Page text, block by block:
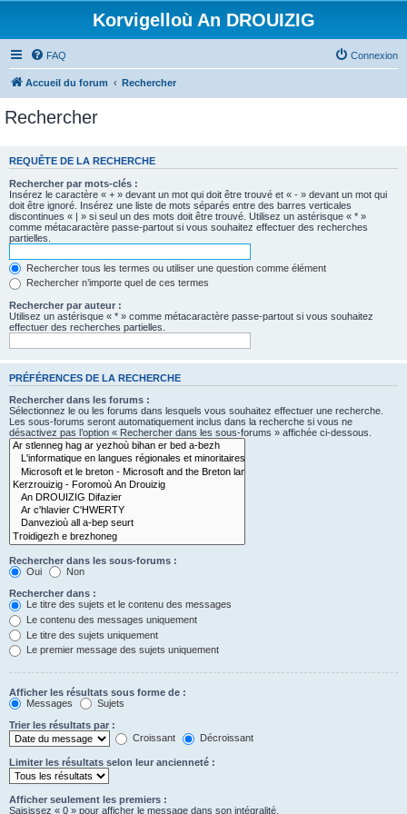
Korvigelloù An DROUIZIG
FAQ Connexion
Accueil du forum Rechercher
Rechercher
REQUÊTE DE LA RECHERCHE
Rechercher par mots-clés :
Insérez le caractère « + » devant un mot qui doit être trouvé et « - » devant un mot qui
doit être ignoré. Insérez une liste de mots séparés entre des barres verticales
discontinues « | » si seul un des mots doit être trouvé. Utilisez un astérisque « * »
comme métacaractère passe-partout si vous souhaitez effectuer des recherches
partielles.
Rechercher tous les termes ou utiliser une question comme élément
Rechercher n’importe quel de ces termes
Rechercher par auteur :
Utilisez un astérisque « * » comme métacaractère passe-partout si vous souhaitez
effectuer des recherches partielles.
PRÉFÉRENCES DE LA RECHERCHE
Rechercher dans les forums :
Sélectionnez le ou les forums dans lesquels vous souhaitez effectuer une recherche.
Les sous-forums seront automatiquement inclus dans la recherche si vous ne
désactivez pas l’option « Rechercher dans les sous-forums » affichée ci-dessous.
Rechercher dans les sous-forums :
Oui
Non
Rechercher dans :
Le titre des sujets et le contenu des messages
Le contenu des messages uniquement
Le titre des sujets uniquement
Le premier message des sujets uniquement
Afficher les résultats sous forme de :
Messages
Sujets
Trier les résultats par :
Croissant
Décroissant
Limiter les résultats selon leur ancienneté :
Afficher seulement les premiers :
Saisissez « 0 » pour afficher le message dans son intégralité.